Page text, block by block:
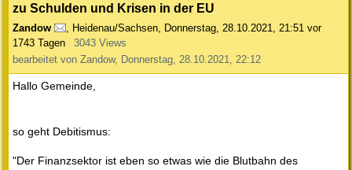
zu Schulden und Krisen in der EU
Zandow , Heidenau/Sachsen, Donnerstag, 28.10.2021, 21:51 vor
1743 Tagen
3043 Views
bearbeitet von Zandow, Donnerstag, 28.10.2021, 22:12
Hallo Gemeinde,
so geht Debitismus:
"Der Finanzsektor ist eben so etwas wie die Blutbahn des